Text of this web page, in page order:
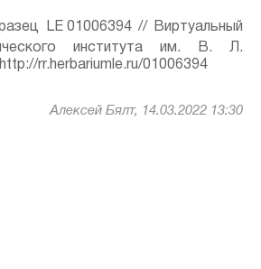
LE 01006394 // Виртуальный
института им. В. Л.
rr.herbariumle.ru/01006394
Алексей Бялт, 14.03.2022 13:30